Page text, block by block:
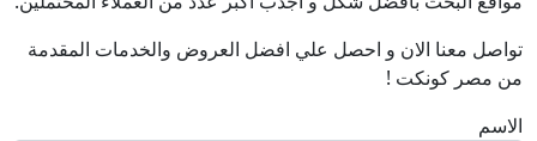
تواصل معنا الان و احصل علي افضل العروض والخدمات المقدمة
من مصر كونكت !
الاسم